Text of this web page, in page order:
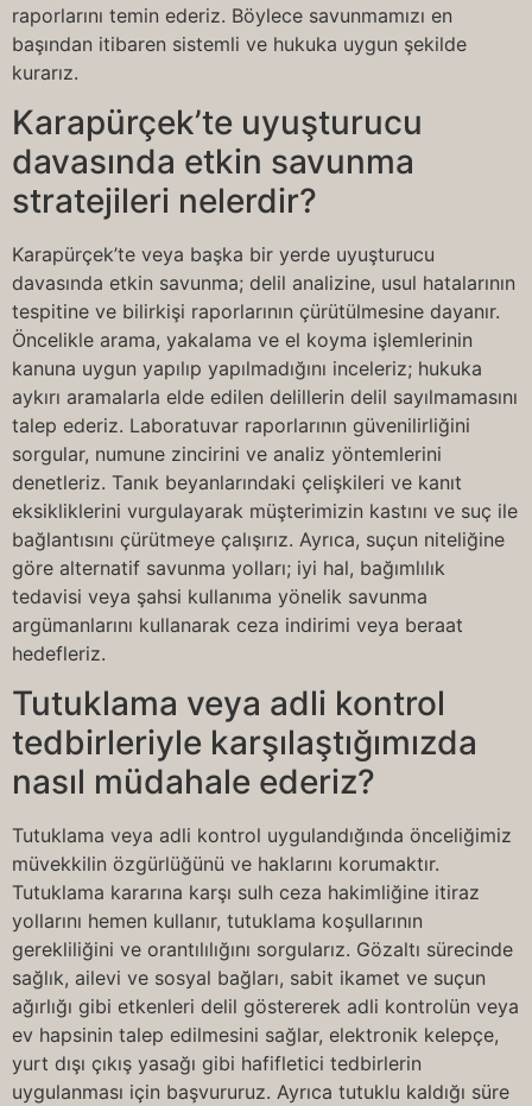
raporlarını temin ederiz. Böylece savunmamızı en
başından itibaren sistemli ve hukuka uygun şekilde
kurarız.
Karapürçek’te uyuşturucu
davasında etkin savunma
stratejileri nelerdir?
Karapürçek’te veya başka bir yerde uyuşturucu
davasında etkin savunma; delil analizine, usul hatalarının
tespitine ve bilirkişi raporlarının çürütülmesine dayanır.
Öncelikle arama, yakalama ve el koyma işlemlerinin
kanuna uygun yapılıp yapılmadığını inceleriz; hukuka
aykırı aramalarla elde edilen delillerin delil sayılmamasını
talep ederiz. Laboratuvar raporlarının güvenilirliğini
sorgular, numune zincirini ve analiz yöntemlerini
denetleriz. Tanık beyanlarındaki çelişkileri ve kanıt
eksikliklerini vurgulayarak müşterimizin kastını ve suç ile
bağlantısını çürütmeye çalışırız. Ayrıca, suçun niteliğine
göre alternatif savunma yolları; iyi hal, bağımlılık
tedavisi veya şahsi kullanıma yönelik savunma
argümanlarını kullanarak ceza indirimi veya beraat
hedefleriz.
Tutuklama veya adli kontrol
tedbirleriyle karşılaştığımızda
nasıl müdahale ederiz?
Tutuklama veya adli kontrol uygulandığında önceliğimiz
müvekkilin özgürlüğünü ve haklarını korumaktır.
Tutuklama kararına karşı sulh ceza hakimliğine itiraz
yollarını hemen kullanır, tutuklama koşullarının
gerekliliğini ve orantılılığını sorgularız. Gözaltı sürecinde
sağlık, ailevi ve sosyal bağları, sabit ikamet ve suçun
ağırlığı gibi etkenleri delil göstererek adli kontrolün veya
ev hapsinin talep edilmesini sağlar, elektronik kelepçe,
yurt dışı çıkış yasağı gibi hafifletici tedbirlerin
uygulanması için başvururuz. Ayrıca tutuklu kaldığı süre